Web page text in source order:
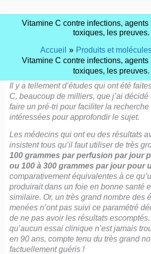
Vitamine C contre infections, agents
toxiques, les preuves.
Accueil
Produits et
Vitamine C contre infections, agents
toxiques, les preuves.
Il y a tellement d’études qui ont été
C, beaucoup de milliers, que j’ai
faire un pré-tri pour faciliter la
intéressées pour approfondir le sujet.
Les médecins qui ont eu des résultats
insistent tous qu’il faut utiliser de très
100 grammes par perfusion par jour
ou 100 à 300 grammes par jour pour
comparativement équivalentes à ce
produirait dans un foie en bonne santé
similaire. Or, un très grand nombre des
menées n’ont pas suivi ce paramétré
de ne pas avoir les résultats
qu’aucun essai clinique n’est jamais
en 90 ans, compte tenu du très grand
factuellement guéris !